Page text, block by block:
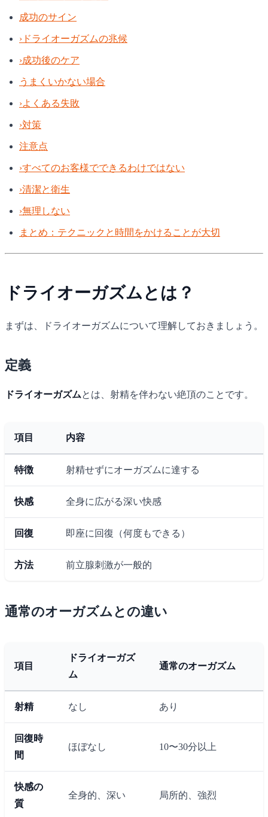
成功のサイン
› ドライオーガズムの兆候
›成功後のケア
うまくいかない場合
›よくある失敗
›対策
注意点
›すべてのお客様でできるわけではない
›清潔と衛生
›無理しない
まとめ：テクニックと時間をかけることが大切
ドライオーガズムとは？
まずは、ドライオーガズムについて理解しておきましょう。
定義
ドライオーガズムとは、射精を伴わない絶頂のことです。
項目 内容
特徴 射精せずにオーガズムに達する
快感 全身に広がる深い快感
回復 即座に回復（何度もできる）
方法 前立腺刺激が一般的
通常のオーガズムとの違い
項目
ドライオーガズ
ム
通常のオーガズム
射精 なし あり
回復時
間
ほぼなし 10〜30分以上
快感の
質
全身的、深い 局所的、強烈